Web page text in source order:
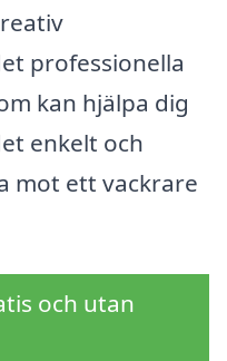
professionella
kan hjälpa dig
enkelt och
mot ett vackrare
och utan